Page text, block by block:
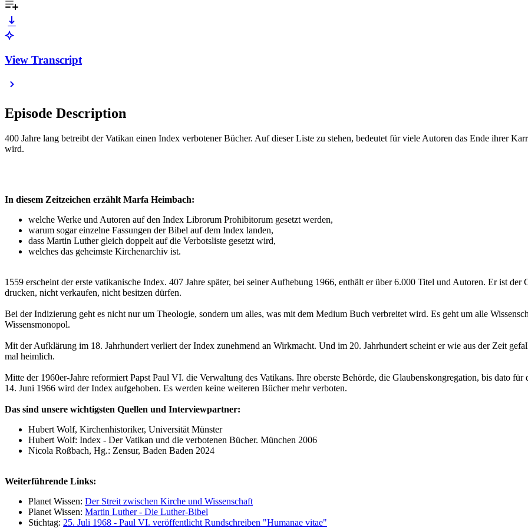
View Transcript
Episode Description
400 Jahre lang betreibt der Vatikan einen Index verbotener Bücher. Auf dieser Liste zu stehen, bedeutet für viele Autoren das Ende ihrer
wird.
In diesem Zeitzeichen erzählt Marfa Heimbach:
welche Werke und Autoren auf den Index Librorum Prohibitorum gesetzt werden,
warum sogar einzelne Fassungen der Bibel auf dem Index landen,
dass Martin Luther gleich doppelt auf die Verbotsliste gesetzt wird,
welches das geheimste Kirchenarchiv ist.
1559 erscheint der erste vatikanische Index. 407 Jahre später, bei seiner Aufhebung 1966, enthält er über 6.000 Titel und Autoren. Er ist
drucken, nicht verkaufen, nicht besitzen dürfen.
Bei der Indizierung geht es nicht nur um Theologie, sondern um alles, was mit dem Medium Buch verbreitet wird. Es geht um alle
Wissensmonopol.
Mit der Aufklärung im 18. Jahrhundert verliert der Index zunehmend an Wirkmacht. Und im 20. Jahrhundert scheint er wie aus der Zeit
mal heimlich.
Mitte der 1960er-Jahre reformiert Papst Paul VI. die Verwaltung des Vatikans. Ihre oberste Behörde, die Glaubenskongregation, bis dato
14. Juni 1966 wird der Index aufgehoben. Es werden keine weiteren Bücher mehr verboten.
Das sind unsere wichtigsten Quellen und Interviewpartner:
Hubert Wolf, Kirchenhistoriker, Universität Münster
Hubert Wolf: Index - Der Vatikan und die verbotenen Bücher. München 2006
Nicola Roßbach, Hg.: Zensur, Baden Baden 2024
Weiterführende Links:
Planet Wissen: Der Streit zwischen Kirche und Wissenschaft
Planet Wissen: Martin Luther - Die Luther-Bibel
Stichtag: 25. Juli 1968 - Paul VI. veröffentlicht Rundschreiben "Humanae vitae"